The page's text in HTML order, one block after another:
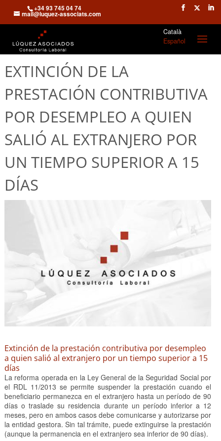
+34 93 745 04 74
mail@luquez-associats.com
Català
Español
EXTINCIÓN DE LA
PRESTACIÓN CONTRIBUTIVA
POR DESEMPLEO A QUIEN
SALIÓ AL EXTRANJERO POR
UN TIEMPO SUPERIOR A 15
DÍAS
Extinción de la prestación contributiva por desempleo
a quien salió al extranjero por un tiempo superior a 15
días
La reforma operada en la Ley General de la Seguridad Social por
el RDL 11/2013 se permite suspender la prestación cuando el
beneficiario permanezca en el extranjero hasta un período de 90
días o traslade su residencia durante un período inferior a 12
meses, pero en ambos casos debe comunicarse y autorizarse por
la entidad gestora. Sin tal trámite, puede extinguirse la prestación
(aunque la permanencia en el extranjero sea inferior de 90 días).